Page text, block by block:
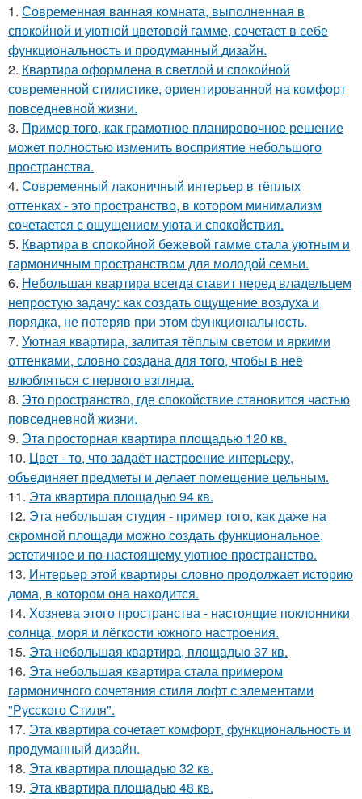
1. Современная ванная комната, выполненная в
спокойной и уютной цветовой гамме, сочетает в себе
функциональность и продуманный дизайн.
2. Квартира оформлена в светлой и спокойной
современной стилистике, ориентированной на комфорт
повседневной жизни.
3. Пример того, как грамотное планировочное решение
может полностью изменить восприятие небольшого
пространства.
4. Современный лаконичный интерьер в тёплых
оттенках - это пространство, в котором минимализм
сочетается с ощущением уюта и спокойствия.
5. Квартира в спокойной бежевой гамме стала уютным и
гармоничным пространством для молодой семьи.
6. Небольшая квартира всегда ставит перед владельцем
непростую задачу: как создать ощущение воздуха и
порядка, не потеряв при этом функциональность.
7. Уютная квартира, залитая тёплым светом и яркими
оттенками, словно создана для того, чтобы в неё
влюбляться с первого взгляда.
8. Это пространство, где спокойствие становится частью
повседневной жизни.
9. Эта просторная квартира площадью 120 кв.
10. Цвет - то, что задаёт настроение интерьеру,
объединяет предметы и делает помещение цельным.
11. Эта квартира площадью 94 кв.
12. Эта небольшая студия - пример того, как даже на
скромной площади можно создать функциональное,
эстетичное и по-настоящему уютное пространство.
13. Интерьер этой квартиры словно продолжает историю
дома, в котором она находится.
14. Хозяева этого пространства - настоящие поклонники
солнца, моря и лёгкости южного настроения.
15. Эта небольшая квартира, площадью 37 кв.
16. Эта небольшая квартира стала примером
гармоничного сочетания стиля лофт с элементами
"Русского Стиля".
17. Эта квартира сочетает комфорт, функциональность и
продуманный дизайн.
18. Эта квартира площадью 32 кв.
19. Эта квартира площадью 48 кв.